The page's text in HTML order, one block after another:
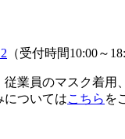
（受付時間10:00～
業員のマスク着
についてはこちら を